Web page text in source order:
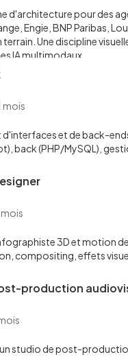
d'architecture pour des
Engie, BNP Paribas,
Une discipline
IA multimodaux.
mois
et de back-
back (PHP/MySQL),
mois
3D et motion
compositing, effets
production
studio de post-